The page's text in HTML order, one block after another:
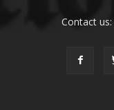
Contact us: